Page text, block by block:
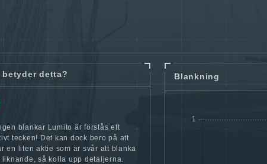
betyder detta?
blankar Lumito är förstås ett
tecken! Det kan dock bero på att
en liten aktie som är svår att blanka
så kolla upp detaljerna.
Blankning